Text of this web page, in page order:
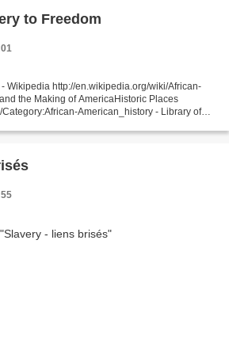
to Freedom
Wikipedia http://en.wikipedia.org/wiki/African-
the Making of AmericaHistoric Places
American_history - Library of